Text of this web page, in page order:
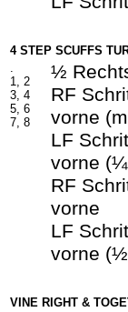
4 STEP SCUFFS
.
1, 2
3, 4
5, 6
7, 8
½
RF
vorne
LF
vorne
RF
vorne
LF
vorne
VINE RIGHT &